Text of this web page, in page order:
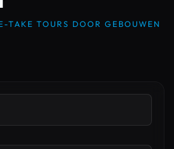
TAKE TOURS DOOR GEBOUWEN